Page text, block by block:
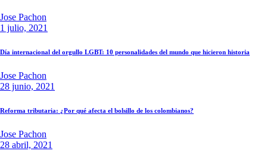
Jose Pachon
1 julio, 2021
Día internacional del orgullo LGBT: 10 personalidades del mundo que hicieron historia
Jose Pachon
28 junio, 2021
Reforma tributaria: ¿Por qué afecta el bolsillo de los colombianos?
Jose Pachon
28 abril, 2021